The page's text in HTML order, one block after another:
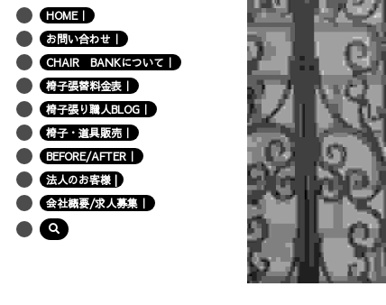
HOME｜
お問い合わせ｜
CHAIR BANKについて｜
椅子張替料金表｜
椅子張り職人BLOG｜
椅子・道具販売｜
BEFORE/AFTER｜
法人のお客様 |
会社概要/求人募集｜